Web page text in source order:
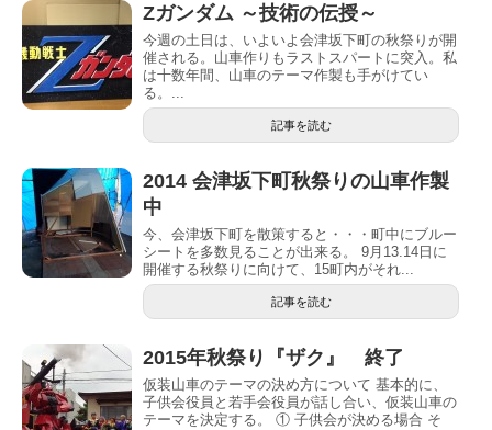
Zガンダム ～技術の伝授～
今週の土日は、いよいよ会津坂下町の秋祭りが開
催される。山車作りもラストスパートに突入。私
は十数年間、山車のテーマ作製も手がけてい
る。...
記事を読む
2014 会津坂下町秋祭りの山車作製
中
今、会津坂下町を散策すると・・・町中にブルー
シートを多数見ることが出来る。 9月13.14日に
開催する秋祭りに向けて、15町内がそれ...
記事を読む
2015年秋祭り『ザク』 終了
仮装山車のテーマの決め方について 基本的に、
子供会役員と若手会役員が話し合い、仮装山車の
テーマを決定する。 ① 子供会が決める場合 そ